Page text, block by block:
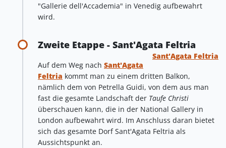
"Gallerie dell'Accademia" in Venedig aufbewahrt
wird.
Zweite Etappe - Sant'Agata Feltria
Sant'Agata Feltria
Auf dem Weg nach Sant'Agata
Feltria kommt man zu einem dritten Balkon,
nämlich dem von Petrella Guidi, von dem aus man
fast die gesamte Landschaft der Taufe Christi
überschauen kann, die in der National Gallery in
London aufbewahrt wird. Im Anschluss daran bietet
sich das gesamte Dorf Sant'Agata Feltria als
Aussichtspunkt an.